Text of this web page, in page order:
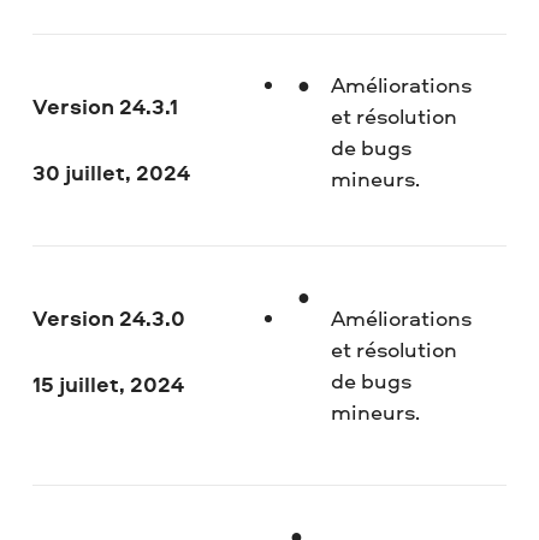
Version 24.3.1
30 juillet, 2024
Améliorations
et résolution
de bugs
mineurs.
Version 24.3.0
15 juillet, 2024
Améliorations
et résolution
de bugs
mineurs.